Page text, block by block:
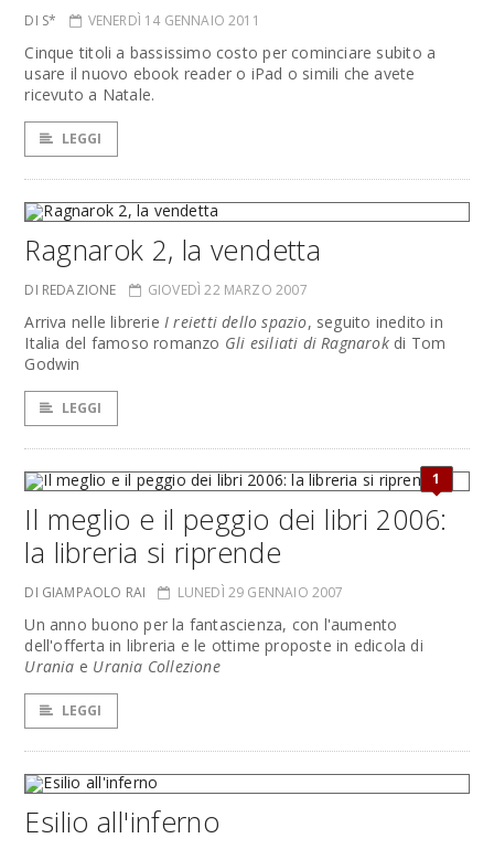
DI S* VENERDÌ 14 GENNAIO 2011
Cinque titoli a bassissimo costo per cominciare subito a
usare il nuovo ebook reader o iPad o simili che avete
ricevuto a Natale.
LEGGI
Ragnarok 2, la vendetta
DI REDAZIONE GIOVEDÌ 22 MARZO 2007
Arriva nelle librerieI reietti dello spazio, seguito inedito in
Italia del famoso romanzo Gli esiliati di Ragnarokdi Tom
Godwin
LEGGI
1
Il meglio e il peggio dei libri 2006:
la libreria si riprende
DI GIAMPAOLO RAI LUNEDÌ 29 GENNAIO 2007
Un anno buono per la fantascienza, con l'aumento
dell'offerta in libreria e le ottime proposte in edicola di
Urania e Urania Collezione
LEGGI
Esilio all'inferno